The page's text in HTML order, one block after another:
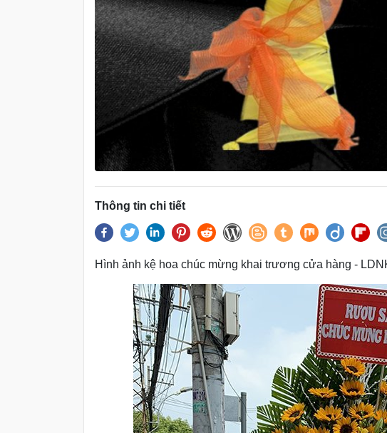
Thông tin chi tiết
Hình ảnh kệ hoa chúc mừng khai trương cửa hàng -